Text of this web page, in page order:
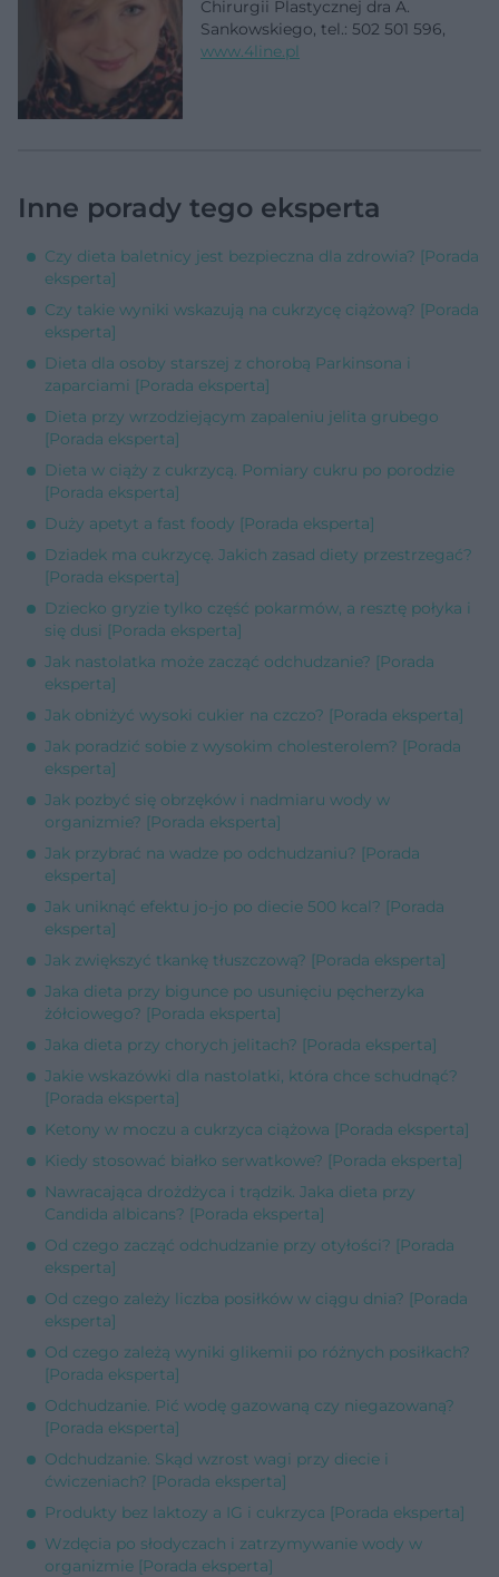
Chirurgii Plastycznej dra A.
Sankowskiego, tel.: 502 501 596,
www.4line.pl
Inne porady tego eksperta
Czy dieta baletnicy jest bezpieczna dla zdrowia? [Porada
eksperta]
Czy takie wyniki wskazują na cukrzycę ciążową? [Porada
eksperta]
Dieta dla osoby starszej z chorobą Parkinsona i
zaparciami [Porada eksperta]
Dieta przy wrzodziejącym zapaleniu jelita grubego
[Porada eksperta]
Dieta w ciąży z cukrzycą. Pomiary cukru po porodzie
[Porada eksperta]
Duży apetyt a fast foody [Porada eksperta]
Dziadek ma cukrzycę. Jakich zasad diety przestrzegać?
[Porada eksperta]
Dziecko gryzie tylko część pokarmów, a resztę połyka i
się dusi [Porada eksperta]
Jak nastolatka może zacząć odchudzanie? [Porada
eksperta]
Jak obniżyć wysoki cukier na czczo? [Porada eksperta]
Jak poradzić sobie z wysokim cholesterolem? [Porada
eksperta]
Jak pozbyć się obrzęków i nadmiaru wody w
organizmie? [Porada eksperta]
Jak przybrać na wadze po odchudzaniu? [Porada
eksperta]
Jak uniknąć efektu jo-jo po diecie 500 kcal? [Porada
eksperta]
Jak zwiększyć tkankę tłuszczową? [Porada eksperta]
Jaka dieta przy bigunce po usunięciu pęcherzyka
żółciowego? [Porada eksperta]
Jaka dieta przy chorych jelitach? [Porada eksperta]
Jakie wskazówki dla nastolatki, która chce schudnąć?
[Porada eksperta]
Ketony w moczu a cukrzyca ciążowa [Porada eksperta]
Kiedy stosować białko serwatkowe? [Porada eksperta]
Nawracająca drożdżyca i trądzik. Jaka dieta przy
Candida albicans? [Porada eksperta]
Od czego zacząć odchudzanie przy otyłości? [Porada
eksperta]
Od czego zależy liczba posiłków w ciągu dnia? [Porada
eksperta]
Od czego zależą wyniki glikemii po różnych posiłkach?
[Porada eksperta]
Odchudzanie. Pić wodę gazowaną czy niegazowaną?
[Porada eksperta]
Odchudzanie. Skąd wzrost wagi przy diecie i
ćwiczeniach? [Porada eksperta]
Produkty bez laktozy a IG i cukrzyca [Porada eksperta]
Wzdęcia po słodyczach i zatrzymywanie wody w
organizmie [Porada eksperta]